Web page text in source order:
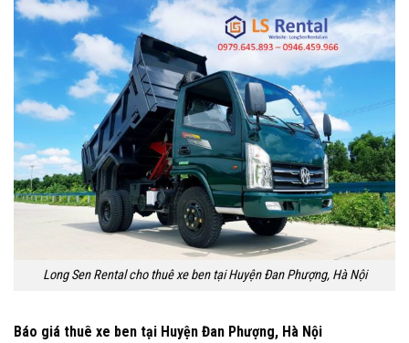
Long Sen Rental cho thuê xe ben tại Huyện Đan Phượng, Hà Nội
Báo giá thuê xe ben tại Huyện Đan Phượng, Hà Nội